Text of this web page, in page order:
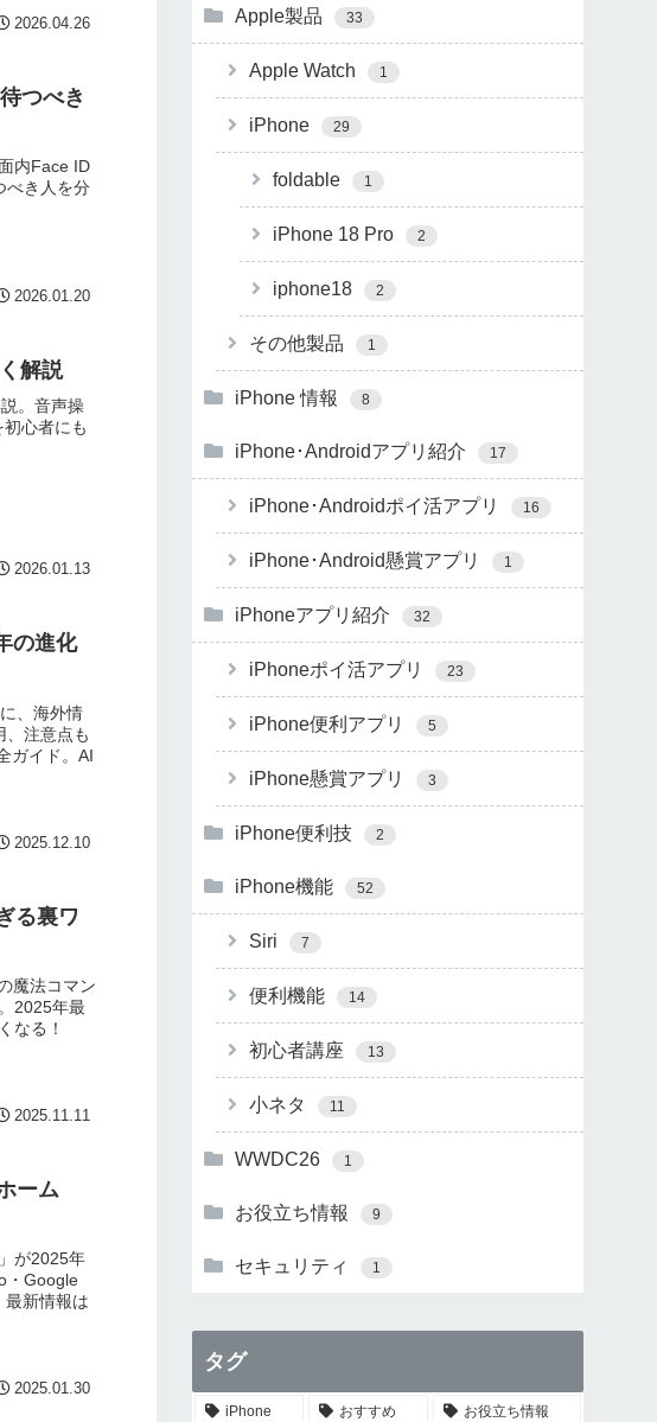
2026.04.26
つべき
内Face ID
べき人を分
2026.01.20
く解説
。音声操
心者にも
2026.01.13
の進化
、海外情
、注意点も
ガイド。AI
2025.12.10
る裏ワ
魔法コマン
2025年最
なる！
2025.11.11
ーム
が2025年
・Google
最新情報は
2025.01.30
Apple製品 33
Apple Watch 1
iPhone 29
foldable 1
iPhone 18 Pro 2
iphone18 2
その他製品 1
iPhone 情報 8
iPhone･Androidアプリ紹介 17
iPhone･Androidポイ活アプリ 16
iPhone･Android懸賞アプリ 1
iPhoneアプリ紹介 32
iPhoneポイ活アプリ 23
iPhone便利アプリ 5
iPhone懸賞アプリ 3
iPhone便利技 2
iPhone機能 52
Siri 7
便利機能 14
初心者講座 13
小ネタ 11
WWDC26 1
お役立ち情報 9
セキュリティ 1
タグ
iPhone おすすめ お役立ち情報